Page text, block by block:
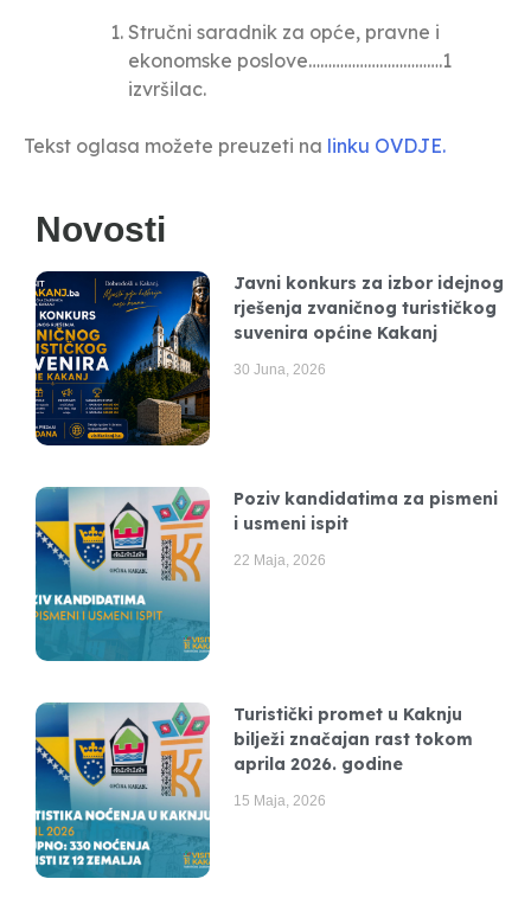
Stručni saradnik za opće, pravne i
ekonomske poslove…………………………….1
izvršilac.
Tekst oglasa možete preuzeti na linku OVDJE.
Novosti
Javni konkurs za izbor idejnog
rješenja zvaničnog turističkog
suvenira općine Kakanj
30 Juna, 2026
Poziv kandidatima za pismeni
i usmeni ispit
22 Maja, 2026
Turistički promet u Kaknju
bilježi značajan rast tokom
aprila 2026. godine
15 Maja, 2026